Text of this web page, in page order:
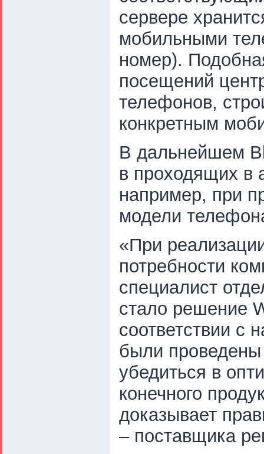
сервере
мобильными
номер).
посещений
телефонов,
конкретным
В дальнейшем
в проходящих в
например, при
модели
«При
потребности
специалист
стало решение
соответствии с
были проведены
убедиться в
конечного
доказывает
– поставщика